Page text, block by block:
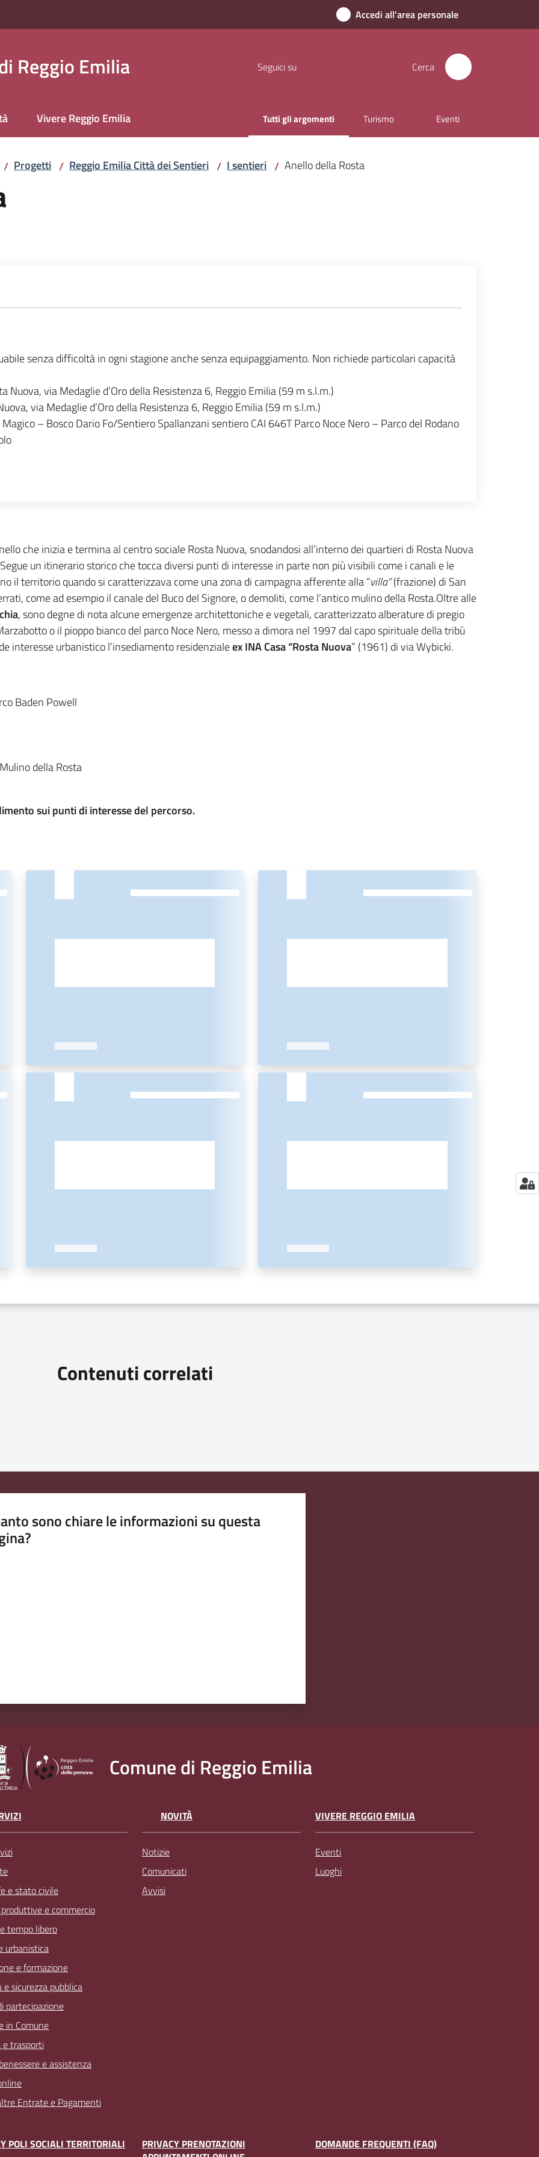
Accedi all'area personale
Reggio Emilia Seguici su Cerca
Vivere Reggio Emilia Tutti gli argomenti
Menu selezionato Turismo Eventi
/ Progetti / Reggio Emilia Città dei Sentieri / I sentieri / Anello della Rosta
senza difficoltà in ogni stagione anche senza equipaggiamento. Non richiede particolari capacità
Nuova, via Medaglie d’Oro della Resistenza 6, Reggio Emilia (59 m s.l.m.)
via Medaglie d’Oro della Resistenza 6, Reggio Emilia (59 m s.l.m.)
– Bosco Dario Fo/Sentiero Spallanzani sentiero CAI 646T Parco Noce Nero – Parco del Rodano
che inizia e termina al centro sociale Rosta Nuova, snodandosi all’interno dei quartieri di Rosta Nuova
un itinerario storico che tocca diversi punti di interesse in parte non più visibili come i canali e le
il territorio quando si caratterizzava come una zona di campagna afferente alla “villa”(frazione) di San
come ad esempio il canale del Buco del Signore, o demoliti, come l’antico mulino della Rosta.Oltre alle
, sono degne di nota alcune emergenze architettoniche e vegetali, caratterizzato alberature di pregio
o il pioppo bianco del parco Noce Nero, messo a dimora nel 1997 dal capo spirituale della tribù
interesse urbanistico l’insediamento residenzialeex INA Casa “Rosta Nuova” (1961) di via Wybicki.
Baden Powell
della Rosta
sui punti di interesse del percorso.
Contenuti correlati
sono chiare le informazioni su questa
Comune di Reggio Emilia
e stato civile
e commercio
tempo libero
urbanistica
e formazione
e sicurezza pubblica
partecipazione
in Comune
e trasporti
e assistenza
Entrate e Pagamenti
NOVITÀ
Notizie
Comunicati
Avvisi
VIVERE REGGIO EMILIA
Eventi
Luoghi
POLI SOCIALI TERRITORIALI
PRIVACY PRENOTAZIONI
DOMANDE FREQUENTI (FAQ)